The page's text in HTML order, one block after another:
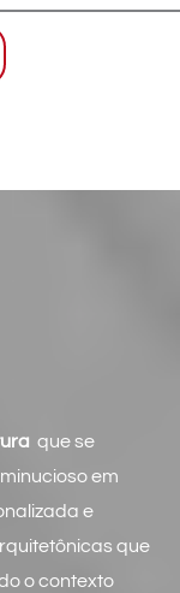
que se
em
e
que
o contexto